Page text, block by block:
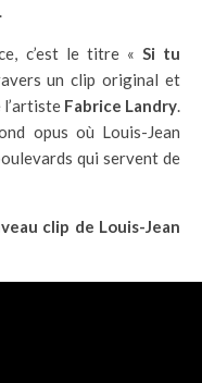
c’est le titre « Si tu
un clip original et
l’artiste Fabrice Landry.
opus où Louis-Jean
qui servent de
clip de Louis-Jean